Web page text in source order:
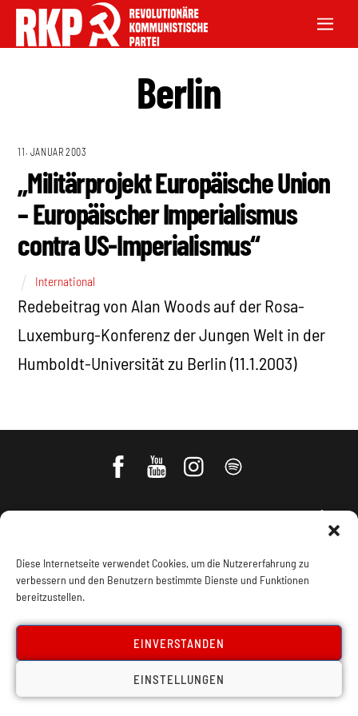
Diese Internetseite verwendet Cookies, um die Nutzererfahrung zu
verbessern und den Benutzern bestimmte Dienste und Funktionen
bereitzustellen.
EINVERSTANDEN
EINSTELLUNGEN
Berlin
11. JANUAR 2003
„Militärprojekt Europäische Union
– Europäischer Imperialismus
contra US-Imperialismus“
International
Redebeitrag von Alan Woods auf der Rosa-
Luxemburg-Konferenz der Jungen Welt in der
Humboldt-Universität zu Berlin (11.1.2003)
Datenschutz Kontakt